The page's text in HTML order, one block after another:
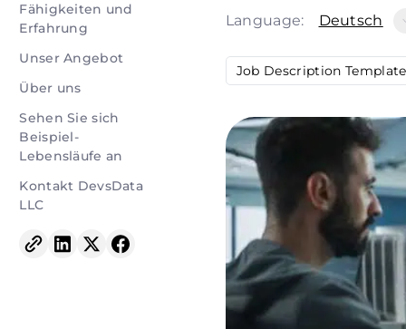
Fähigkeiten und
Erfahrung
Unser Angebot
Über uns
Sehen Sie sich
Beispiel-
Lebensläufe an
Kontakt DevsData
LLC
Language: Deutsch
Job Description Template